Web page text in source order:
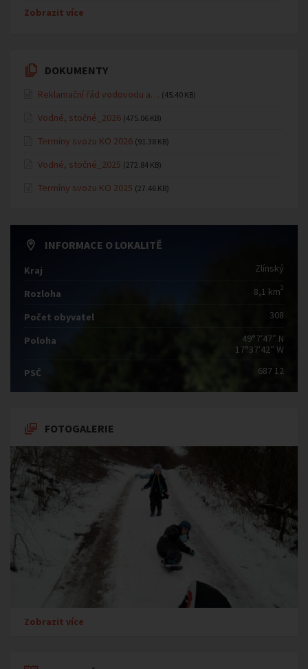
Zobrazit více
DOKUMENTY
Reklamační řád vodovodu a… (45.40 KB)
Vodné, stočné_2026 (475.06 KB)
Termíny svozu KO 2026 (91.38 KB)
Vodné, stočné_2025 (272.84 KB)
Termíny svozu KO 2025 (27.46 KB)
INFORMACE O LOKALITĚ
Kraj Zlínský
Rozloha 8,1 km2
Počet obyvatel 308
Poloha
49°7′47″ N
17°37′42″ W
PSČ
687 12
FOTOGALERIE
Zobrazit více